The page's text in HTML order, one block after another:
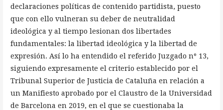
declaraciones políticas de contenido partidista, puesto
que con ello vulneran su deber de neutralidad
ideológica y al tiempo lesionan dos libertades
fundamentales: la libertad ideológica y la libertad de
expresión. Así lo ha entendido el referido Juzgado nº 13,
siguiendo expresamente el criterio establecido por el
Tribunal Superior de Justicia de Cataluña en relación a
un Manifiesto aprobado por el Claustro de la Universidad
de Barcelona en 2019, en el que se cuestionaba la